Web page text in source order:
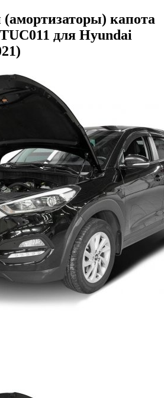
капота
для Hyundai